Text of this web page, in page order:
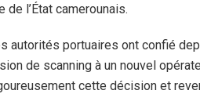
de l’État camerounais.
autorités portuaires ont confié
de scanning à un nouvel
cette décision et